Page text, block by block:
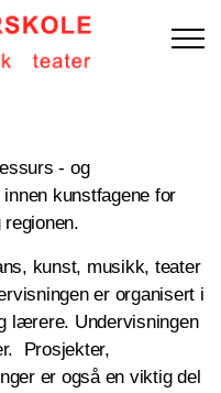
- og
kunstfagene for
kunst, musikk, teater
er organisert i
lærere. Undervisningen
Prosjekter,
er også en viktig del